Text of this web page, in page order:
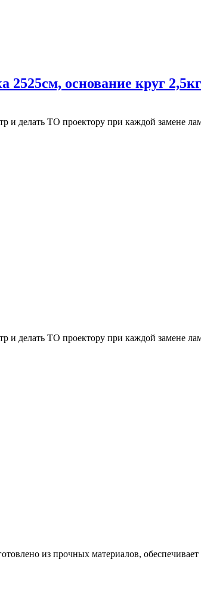
основание круг
и делать ТО проектору при каждой замене
и делать ТО проектору при каждой замене
из прочных материалов, обеспечивает